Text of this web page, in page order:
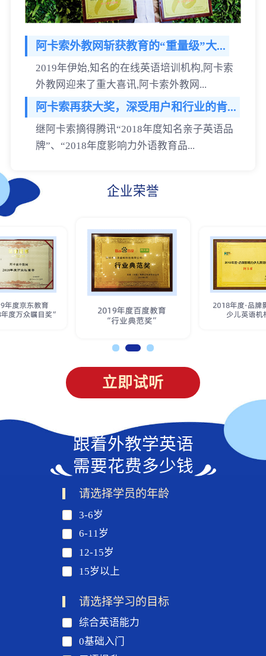
阿卡索外教网斩获教育的“重量级”大...
2019年伊始,知名的在线英语培训机构,阿卡索
外教网迎来了重大喜讯,阿卡索外教网...
阿卡索再获大奖，深受用户和行业的肯...
继阿卡索摘得腾讯“2018年度知名亲子英语品
牌”、“2018年度影响力外语教育品...
企业荣誉
立即试听
跟着外教学英语
需要花费多少钱
请选择学员的年龄
3-6岁
6-11岁
12-15岁
15岁以上
请选择学习的目标
综合英语能力
0基础入门